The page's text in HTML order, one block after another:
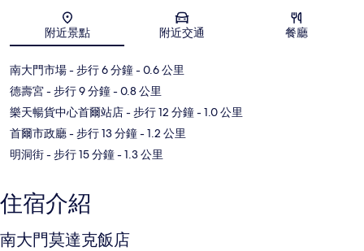
地圖
附近景點 附近交通 餐廳
南大門市場- 步行 6 分鐘- 0.6 公里
德壽宮- 步行 9 分鐘- 0.8 公里
樂天暢貨中心首爾站店- 步行 12 分鐘- 1.0 公里
首爾市政廳- 步行 13 分鐘- 1.2 公里
明洞街- 步行 15 分鐘- 1.3 公里
住宿介紹
南大門莫達克飯店